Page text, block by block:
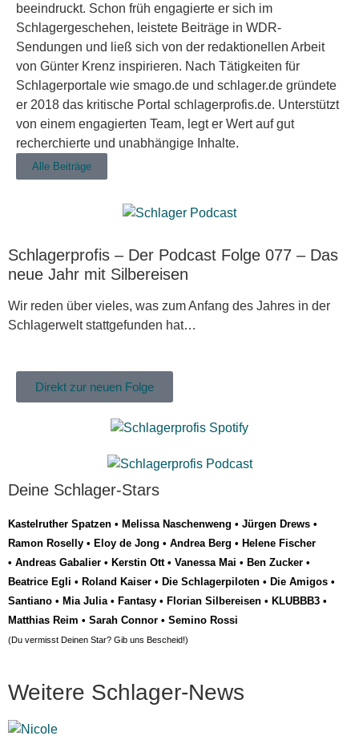
beeindruckt. Schon früh engagierte er sich im
Schlagergeschehen, leistete Beiträge in WDR-
Sendungen und ließ sich von der redaktionellen Arbeit
von Günter Krenz inspirieren. Nach Tätigkeiten für
Schlagerportale wie smago.de und schlager.de gründete
er 2018 das kritische Portal schlagerprofis.de. Unterstützt
von einem engagierten Team, legt er Wert auf gut
recherchierte und unabhängige Inhalte.
Alle Beiträge
Schlagerprofis – Der Podcast Folge 077 – Das
neue Jahr mit Silbereisen
Wir reden über vieles, was zum Anfang des Jahres in der
Schlagerwelt stattgefunden hat…
Direkt zur neuen Folge
Deine Schlager-Stars
Kastelruther Spatzen • Melissa Naschenweng • Jürgen Drews •
Ramon Roselly • Eloy de Jong • Andrea Berg • Helene Fischer
• Andreas Gabalier • Kerstin Ott• Vanessa Mai • Ben Zucker •
Beatrice Egli • Roland Kaiser • Die Schlagerpiloten • Die Amigos •
Santiano • Mia Julia• Fantasy • Florian Silbereisen • KLUBBB3 •
Matthias Reim • Sarah Connor • Semino Rossi
(Du vermisst Deinen Star? Gib uns Bescheid!)
Weitere Schlager-News